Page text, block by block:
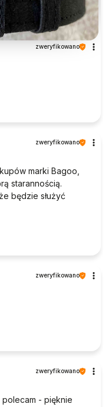
zweryfikowano
zweryfikowano
marki Bagoo,
starannością.
będzie służyć
zweryfikowano
zweryfikowano
polecam - pięknie